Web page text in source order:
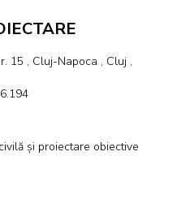
15 , Cluj-Napoca , Cluj ,
și proiectare obiective